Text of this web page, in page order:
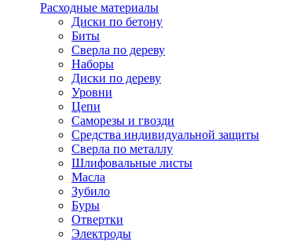
Расходные материалы
Диски по бетону
Биты
Сверла по дереву
Наборы
Диски по дереву
Уровни
Цепи
Саморезы и гвозди
Средства индивидуальной защиты
Сверла по металлу
Шлифовальные листы
Масла
Зубило
Буры
Отвертки
Электроды